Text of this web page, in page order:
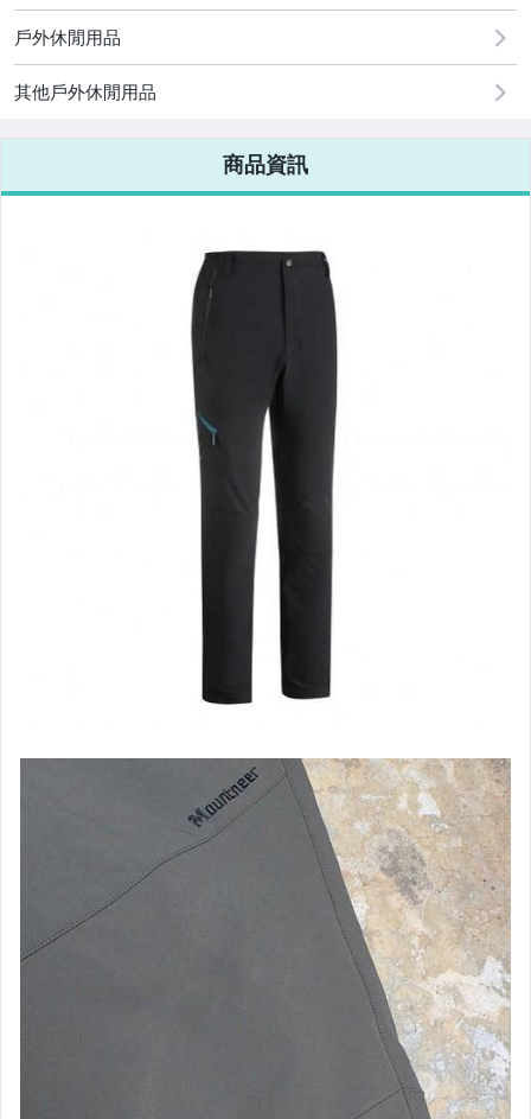
◇ 零 碼．過 季．特 價
┌MB Wickron 排汗衣 - 男
├MB Cool 長T 排汗衣
└MB 夏季 防曬外套 風衣
┌ 山林 春夏 排汗衣 - 男
戶外休閒用品
其他戶外休閒用品
商品資訊